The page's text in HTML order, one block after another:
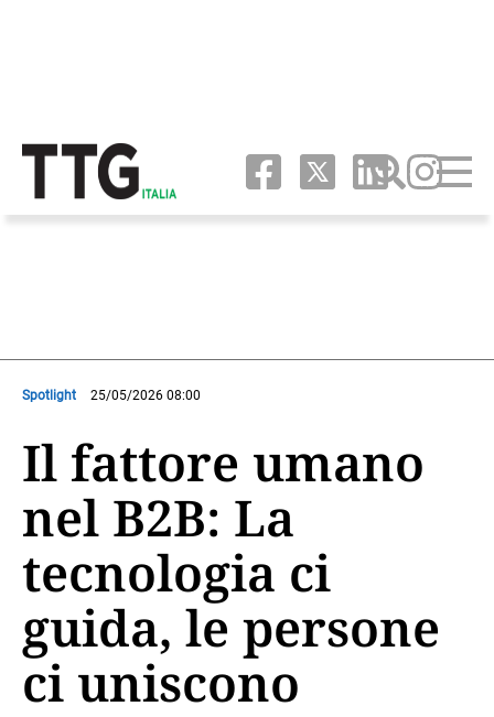
Spotlight 25/05/2026 08:00
Il fattore umano
nel B2B: La
tecnologia ci
guida, le persone
ci uniscono